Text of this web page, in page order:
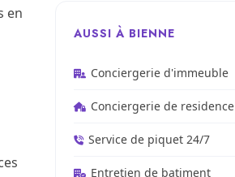
en
AUSSI À BIENNE
Conciergerie d'immeuble
Conciergerie de residence
Service de piquet 24/7
Entretien de batiment